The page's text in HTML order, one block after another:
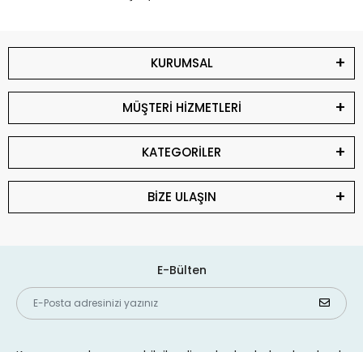
KURUMSAL
MÜŞTERİ HİZMETLERİ
KATEGORİLER
BİZE ULAŞIN
E-Bülten